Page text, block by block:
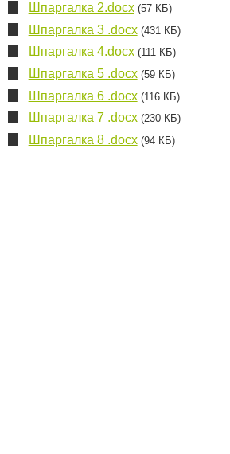
Шпаргалка 2.docx (57 КБ)
Шпаргалка 3 .docx (431 КБ)
Шпаргалка 4.docx (111 КБ)
Шпаргалка 5 .docx (59 КБ)
Шпаргалка 6 .docx (116 КБ)
Шпаргалка 7 .docx (230 КБ)
Шпаргалка 8 .docx (94 КБ)